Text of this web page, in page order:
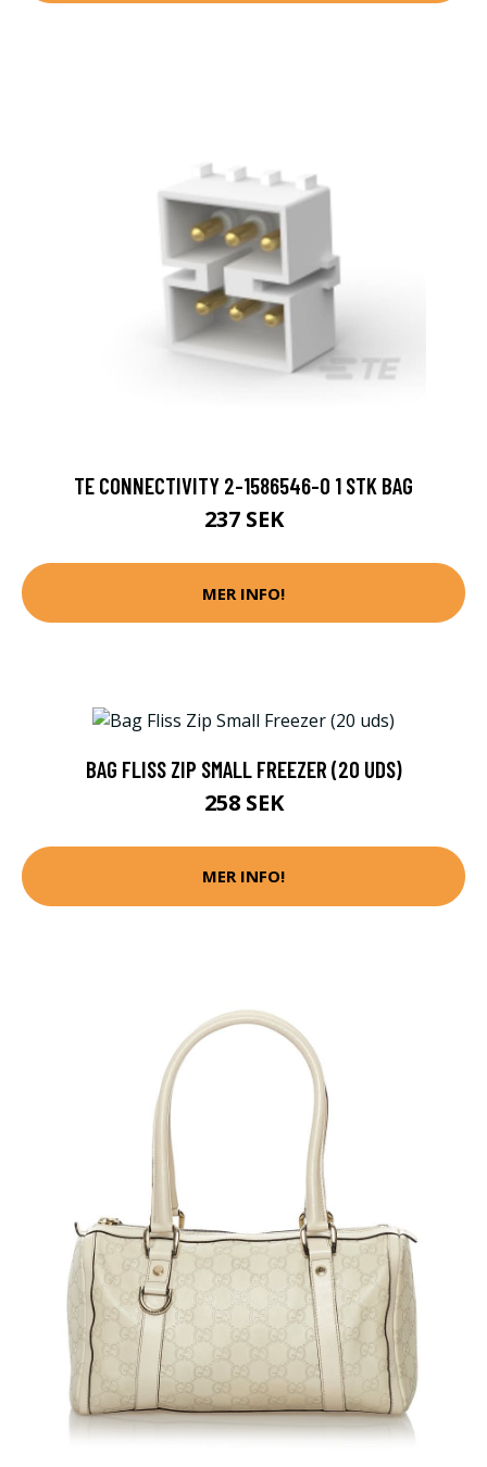
TE CONNECTIVITY 2-1586546-0 1 STK BAG
237 SEK
MER INFO!
BAG FLISS ZIP SMALL FREEZER (20 UDS)
258 SEK
MER INFO!